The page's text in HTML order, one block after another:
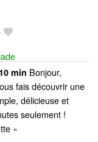
10 min Bonjour,
fais découvrir une
délicieuse et
seulement !
»